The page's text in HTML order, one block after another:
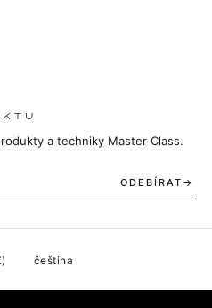
a techniky Master Class.
ODEBÍRAT